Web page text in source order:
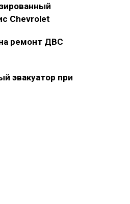
Chevrolet
ремонт ДВС
эвакуатор при